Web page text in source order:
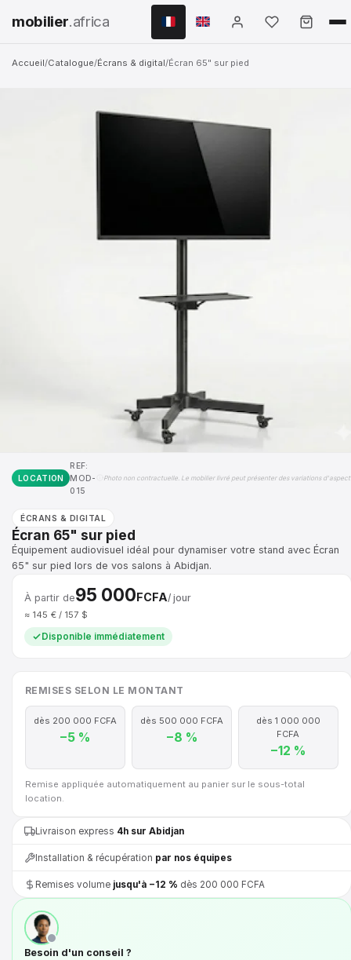
mobilier.africa
Accueil/Catalogue/Écrans & digital/Écran 65" sur pied
LOCATION
REF:
MOD-
015
Photo non contractuelle. Le mobilier livré peut présenter des variations d'aspect.
ÉCRANS & DIGITAL
Écran 65" sur pied
Équipement audiovisuel idéal pour dynamiser votre stand avec Écran
65" sur pied lors de vos salons à Abidjan.
À partir de95 000FCFA/ jour
≈ 145 € / 157 $
Disponible immédiatement
REMISES SELON LE MONTANT
dès 200 000 FCFA
−5 %
dès 500 000 FCFA
−8 %
dès 1 000 000
FCFA
−12 %
Remise appliquée automatiquement au panier sur le sous-total
location.
Livraison express 4h sur Abidjan
Installation & récupération par nos équipes
Remises volume jusqu'à −12 % dès 200 000 FCFA
Besoin d'un conseil ?